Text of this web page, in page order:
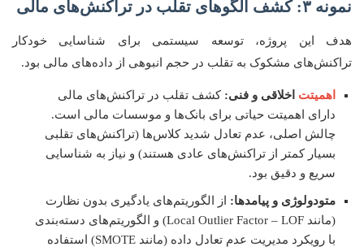
نمونه ۳: کشف الگوهای تقلب در تراکنش‌های مالی
هدف این پروژه، توسعه سیستمی برای شناسایی خودکار
تراکنش‌های مشکوک به تقلب در حجم انبوهی از داده‌های مالی بود.
اهمیتت اخلاقی و فنی: کشف تقلب در تراکنش‌های مالی
دارای اهمیتت حیاتی برای بانک‌ها و موسسات مالی است.
چالش اصلی، عدم تعادل شدید کلاس‌ها (تراکنش‌های تقلبی
بسیار کمتر از تراکنش‌های عادی هستند) و نیاز به شناسایی
سریع و دقیق بود.
متودولوژی و پیامدها: از الگوریتم‌های یادگیری بدون نظارت
(مانند Local Outlier Factor – LOF) و الگوریتم‌های دسته‌بندی
با رویکرد مدیریت عدم تعادل داده (مانند SMOTE) استفاده